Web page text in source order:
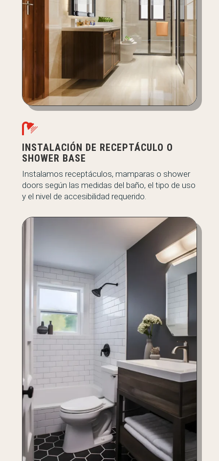

INSTALACIÓN DE RECEPTÁCULO O
SHOWER BASE
Instalamos receptáculos, mamparas o shower
doors según las medidas del baño, el tipo de uso
y el nivel de accesibilidad requerido.